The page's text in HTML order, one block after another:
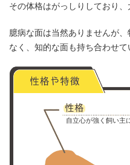
その体格はがっしりしており、
臆病な面は当然ありませんが
なく、知的な面も持ち合わせて
自立心が強く飼い主